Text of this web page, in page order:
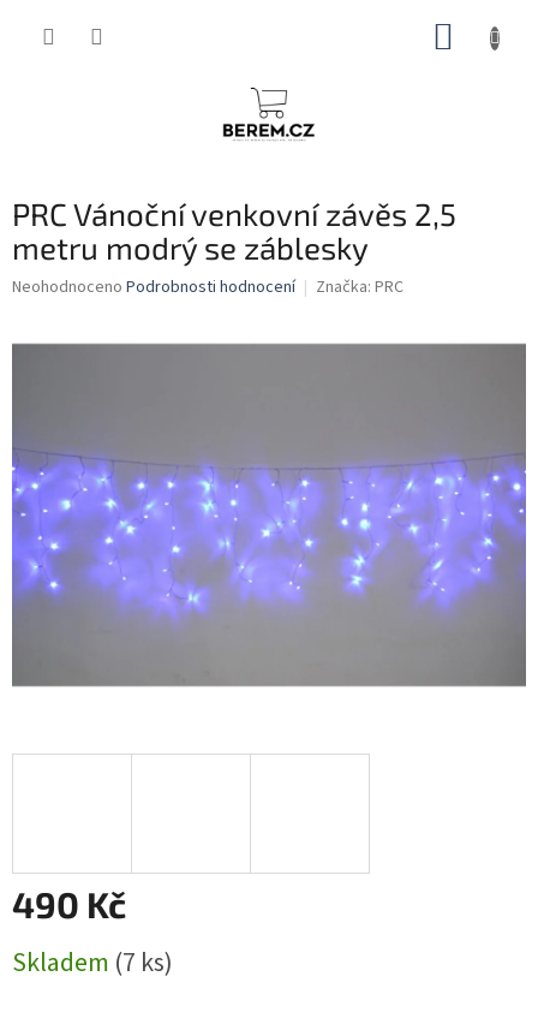
PRC Vánoční venkovní závěs 2,5
metru modrý se záblesky
Průměrné
hvězdiček.
Neohodnoceno Podrobnosti hodnocení Značka: PRC
490 Kč
cena:
Skladem (7 ks)